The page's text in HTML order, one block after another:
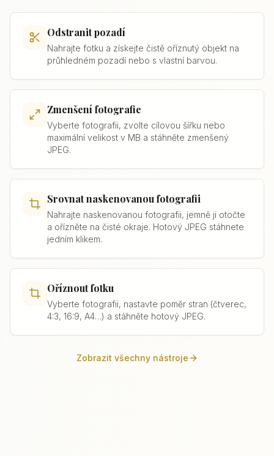
Odstranit pozadí
Nahrajte fotku a získejte čistě oříznutý objekt na
průhledném pozadí nebo s vlastní barvou.
Zmenšení fotografie
Vyberte fotografii, zvolte cílovou šířku nebo
maximální velikost v MB a stáhněte zmenšený
JPEG.
Srovnat naskenovanou fotografii
Nahrajte naskenovanou fotografii, jemně ji otočte
a ořízněte na čisté okraje. Hotový JPEG stáhnete
jedním klikem.
Oříznout fotku
Vyberte fotografii, nastavte poměr stran (čtverec,
4:3, 16:9, A4…) a stáhněte hotový JPEG.
Zobrazit všechny nástroje